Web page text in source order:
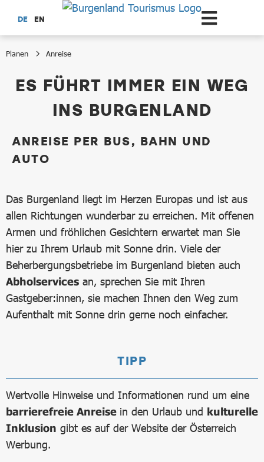
Zum Hauptinhalt springen
DE EN
Planen Anreise
AnreiseES FÜHRT IMMER EIN WEG
INS BURGENLAND
ANREISE PER BUS, BAHN UND
AUTO
Das Burgenland liegt im Herzen Europas und ist aus
allen Richtungen wunderbar zu erreichen. Mit offenen
Armen und fröhlichen Gesichtern erwartet man Sie
hier zu Ihrem Urlaub mit Sonne drin. Viele der
Beherbergungsbetriebe im Burgenland bieten auch
Abholservices an, sprechen Sie mit Ihren
Gastgeber:innen, sie machen Ihnen den Weg zum
Aufenthalt mit Sonne drin gerne noch einfacher.
TIPP
Wertvolle Hinweise und Informationen rund um eine
barrierefreie Anreise in den Urlaub und kulturelle
Inklusion gibt es auf der Website der Österreich
Werbung.